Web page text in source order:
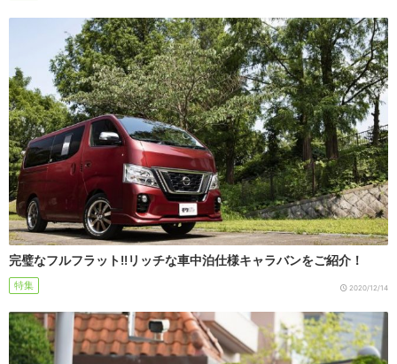
完璧なフルフラット!!リッチな車中泊仕様キャラバンをご紹介！
特集 2020/12/14